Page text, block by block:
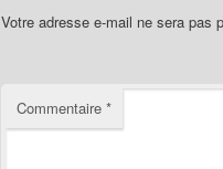
Votre adresse e-mail ne sera pas
Commentaire *